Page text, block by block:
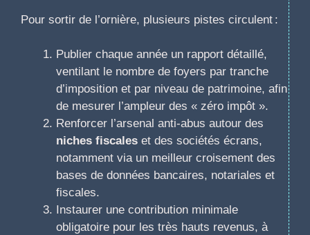
Pour sortir de l’ornière, plusieurs pistes circulent :
Publier chaque année un rapport détaillé,
ventilant le nombre de foyers par tranche
d’imposition et par niveau de patrimoine, afin
de mesurer l’ampleur des « zéro impôt ».
Renforcer l’arsenal anti-abus autour des
niches fiscales et des sociétés écrans,
notamment via un meilleur croisement des
bases de données bancaires, notariales et
fiscales.
Instaurer une contribution minimale
obligatoire pour les très hauts revenus, à